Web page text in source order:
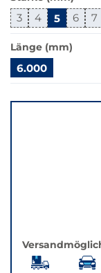
wechselt
der
Filter
auf
die
Alternative
3 4 5 6 7
Länge (mm)
6.000
zu